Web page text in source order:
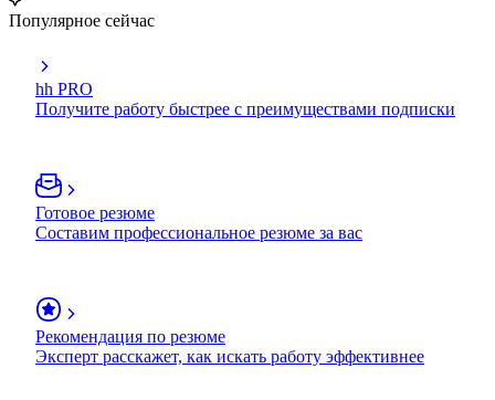
Популярное сейчас
hh PRO
Получите работу быстрее с преимуществами подписки
Готовое резюме
Составим профессиональное резюме за вас
Рекомендация по резюме
Эксперт расскажет, как искать работу эффективнее